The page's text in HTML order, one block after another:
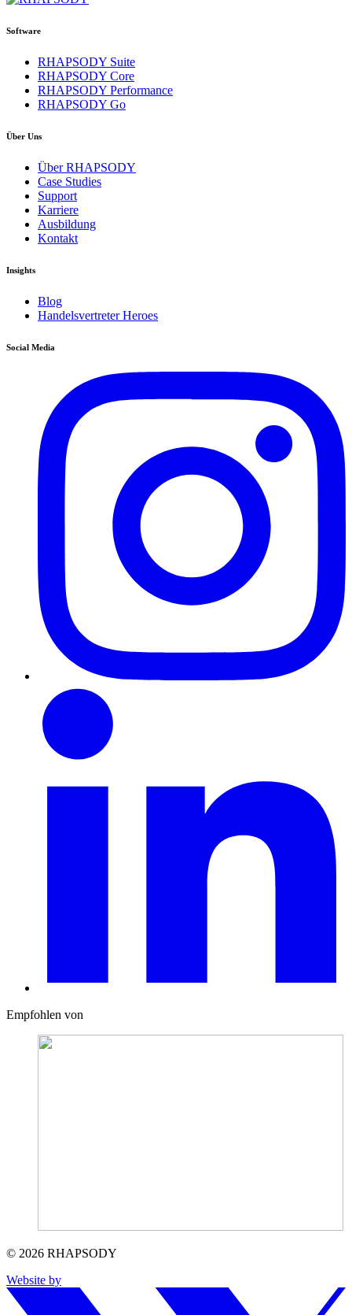
Software
RHAPSODY Suite
RHAPSODY Core
RHAPSODY Performance
RHAPSODY Go
Über Uns
Über RHAPSODY
Case Studies
Support
Karriere
Ausbildung
Kontakt
Insights
Blog
Handelsvertreter Heroes
Social Media
Empfohlen von
© 2026 RHAPSODY
Website by